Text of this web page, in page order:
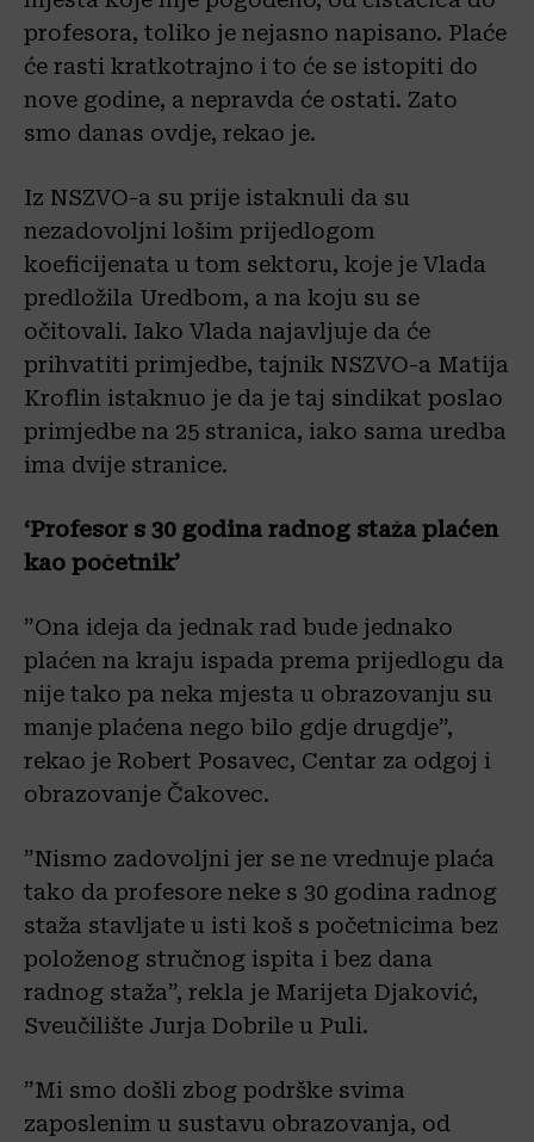
profesora, toliko je nejasno napisano. Plaće
će rasti kratkotrajno i to će se istopiti do
nove godine, a nepravda će ostati. Zato
smo danas ovdje, rekao je.
Iz NSZVO-a su prije istaknuli da su
nezadovoljni lošim prijedlogom
koeficijenata u tom sektoru, koje je Vlada
predložila Uredbom, a na koju su se
očitovali. Iako Vlada najavljuje da će
prihvatiti primjedbe, tajnik NSZVO-a Matija
Kroflin istaknuo je da je taj sindikat poslao
primjedbe na 25 stranica, iako sama uredba
ima dvije stranice.
‘Profesor s 30 godina radnog staža plaćen
kao početnik’
”Ona ideja da jednak rad bude jednako
plaćen na kraju ispada prema prijedlogu da
nije tako pa neka mjesta u obrazovanju su
manje plaćena nego bilo gdje drugdje”,
rekao je Robert Posavec, Centar za odgoj i
obrazovanje Čakovec.
”Nismo zadovoljni jer se ne vrednuje plaća
tako da profesore neke s 30 godina radnog
staža stavljate u isti koš s početnicima bez
položenog stručnog ispita i bez dana
radnog staža”, rekla je Marijeta Djaković,
Sveučilište Jurja Dobrile u Puli.
”Mi smo došli zbog podrške svima
zaposlenim u sustavu obrazovanja, od